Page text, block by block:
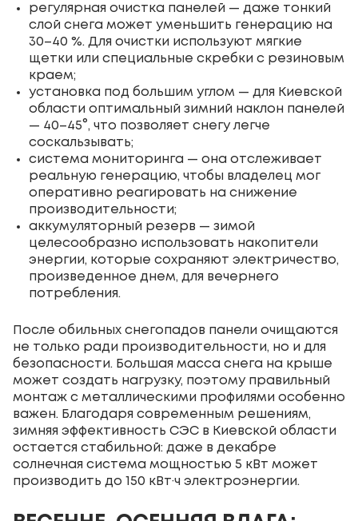
регулярная очистка панелей — даже тонкий
слой снега может уменьшить генерацию на
30–40 %. Для очистки используют мягкие
щетки или специальные скребки с резиновым
краем;
установка под большим углом — для Киевской
области оптимальный зимний наклон панелей
— 40–45°, что позволяет снегу легче
соскальзывать;
система мониторинга — она отслеживает
реальную генерацию, чтобы владелец мог
оперативно реагировать на снижение
производительности;
аккумуляторный резерв — зимой
целесообразно использовать накопители
энергии, которые сохраняют электричество,
произведенное днем, для вечернего
потребления.
После обильных снегопадов панели очищаются
не только ради производительности, но и для
безопасности. Большая масса снега на крыше
может создать нагрузку, поэтому правильный
монтаж с металлическими профилями особенно
важен. Благодаря современным решениям,
зимняя эффективность СЭС в Киевской области
остается стабильной: даже в декабре
солнечная система мощностью 5 кВт может
производить до 150 кВт·ч электроэнергии.